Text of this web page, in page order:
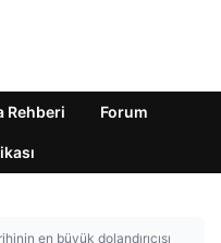
Rehberi Forum
en büyük dolandırıcısı